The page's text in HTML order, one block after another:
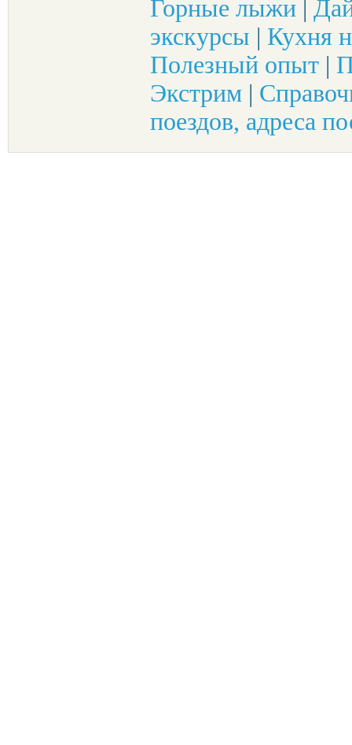
Горные лыжи
экскурсы | Кухня
Полезный опыт |
Экстрим |
поездов, адреса